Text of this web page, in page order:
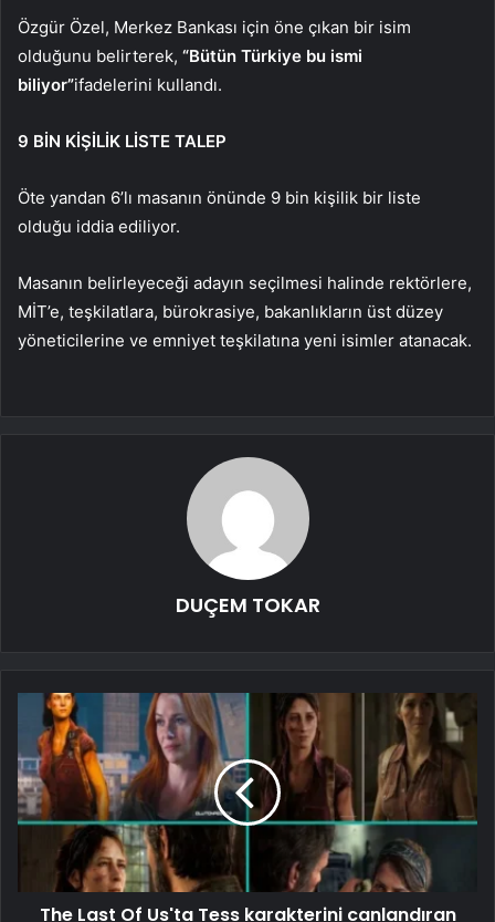
Özgür Özel, Merkez Bankası için öne çıkan bir isim
olduğunu belirterek, “Bütün Türkiye bu ismi
biliyor”ifadelerini kullandı.
9 BİN KİŞİLİK LİSTE TALEP
Öte yandan 6’lı masanın önünde 9 bin kişilik bir liste
olduğu iddia ediliyor.
Masanın belirleyeceği adayın seçilmesi halinde rektörlere,
MİT’e, teşkilatlara, bürokrasiye, bakanlıkların üst düzey
yöneticilerine ve emniyet teşkilatına yeni isimler atanacak.
DUÇEM TOKAR
The Last Of Us'ta Tess karakterini canlandıran